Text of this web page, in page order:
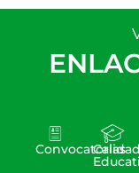
Convocatorias
Calidad